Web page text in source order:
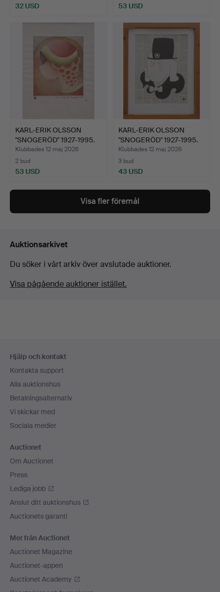
32 USD 53 USD
KARL-ERIK OLSSON
"SNOGERÖD" 1927-1995.
AKV…
Klubbades 12 maj 2026
2 bud
53 USD
KARL-ERIK OLSSON
"SNOGERÖD" 1927-1995.
BLA…
Klubbades 12 maj 2026
3 bud
43 USD
Visa fler föremål
Auktionsarkivet
Du söker i vårt arkiv över avslutade auktioner.
Visa pågående auktioner istället.
Hjälp och kontakt
Kontakta support
Alla auktionshus
Betalningsalternativ
Vi skickar med
Sociala medier
Auctionet
Om Auctionet
Press
Lediga jobb
Anslut ditt auktionshus
Auctionets garanti
Mer från Auctionet
Auctionet Magazine
Auctionet-appen
Auctionet Academy